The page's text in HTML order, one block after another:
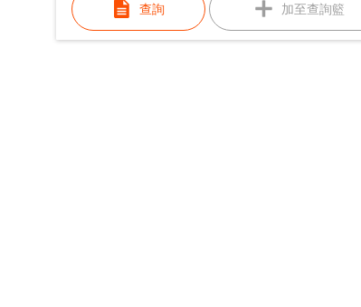
查詢 加至查詢籃